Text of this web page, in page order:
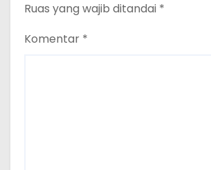
Ruas yang wajib ditandai *
Komentar *